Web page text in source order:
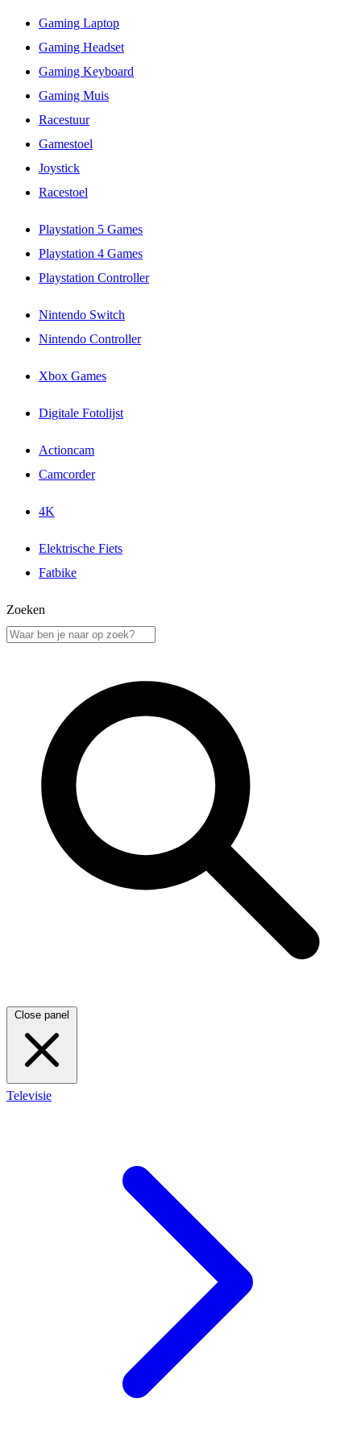
Gaming Laptop
Gaming Headset
Gaming Keyboard
Gaming Muis
Racestuur
Gamestoel
Joystick
Racestoel
Playstation 5 Games
Playstation 4 Games
Playstation Controller
Nintendo Switch
Nintendo Controller
Xbox Games
Digitale Fotolijst
Actioncam
Camcorder
4K
Elektrische Fiets
Fatbike
Zoeken
Close panel
Televisie